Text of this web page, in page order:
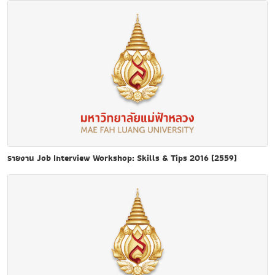
รายงาน Job Interview Workshop: Skills & Tips 2016 (2559)